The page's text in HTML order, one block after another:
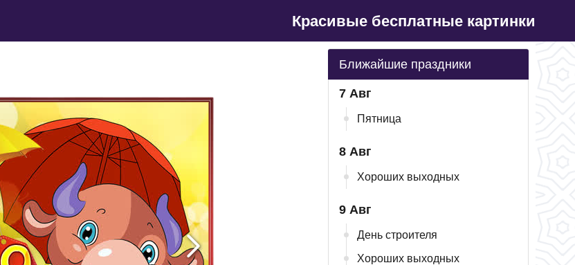
Красивые бесплатные картинки
Ближайшие праздники
7 Авг
Пятница
8 Авг
Хороших выходных
9 Авг
День строителя
Хороших выходных